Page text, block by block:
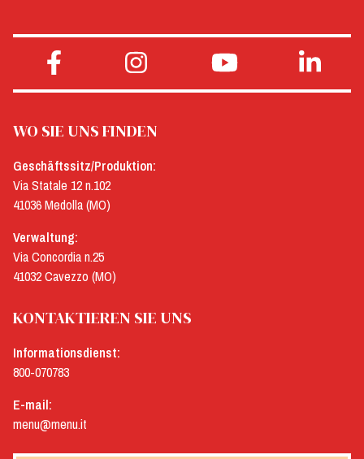
WO SIE UNS FINDEN
Geschäftssitz/Produktion:
Via Statale 12 n.102
41036 Medolla (MO)
Verwaltung:
Via Concordia n.25
41032 Cavezzo (MO)
KONTAKTIEREN SIE UNS
Informationsdienst:
800-070783
E-mail:
menu@menu.it